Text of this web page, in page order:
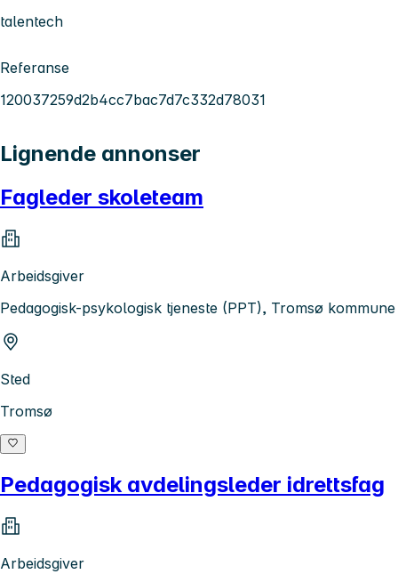
talentech
Referanse
120037259d2b4cc7bac7d7c332d78031
Lignende annonser
Fagleder skoleteam
Arbeidsgiver
Pedagogisk-psykologisk tjeneste (PPT), Tromsø kommune
Sted
Tromsø
Pedagogisk avdelingsleder idrettsfag
Arbeidsgiver